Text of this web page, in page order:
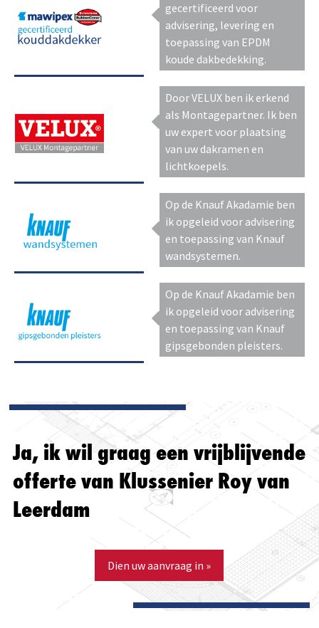
gecertificeerd voor
advisering, levering en
toepassing van EPDM
koude dakbedekking.
Door VELUX ben ik erkend
als Montagepartner. Ik ben
uw expert voor plaatsing
van uw dakramen en
lichtkoepels.
Op de Knauf Akadamie ben
ik opgeleid voor advisering
en toepassing van Knauf
wandsystemen.
Op de Knauf Akadamie ben
ik opgeleid voor advisering
en toepassing van Knauf
gipsgebonden pleisters.
Ja, ik wil graag een vrijblijvende
offerte van Klussenier Roy van
Leerdam
Dien uw aanvraag in »